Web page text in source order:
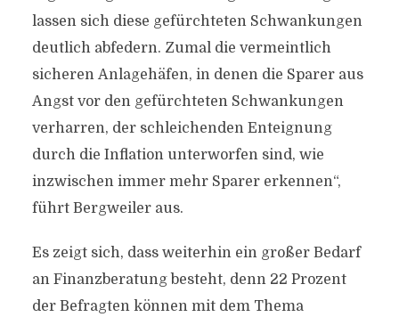
lassen sich diese gefürchteten Schwankungen
deutlich abfedern. Zumal die vermeintlich
sicheren Anlagehäfen, in denen die Sparer aus
Angst vor den gefürchteten Schwankungen
verharren, der schleichenden Enteignung
durch die Inflation unterworfen sind, wie
inzwischen immer mehr Sparer erkennen“,
führt Bergweiler aus.
Es zeigt sich, dass weiterhin ein großer Bedarf
an Finanzberatung besteht, denn 22 Prozent
der Befragten können mit dem Thema